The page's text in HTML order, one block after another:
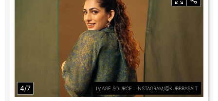
4/7 IMAGE SOURCE : INSTAGRAM/@KUBBRASAIT